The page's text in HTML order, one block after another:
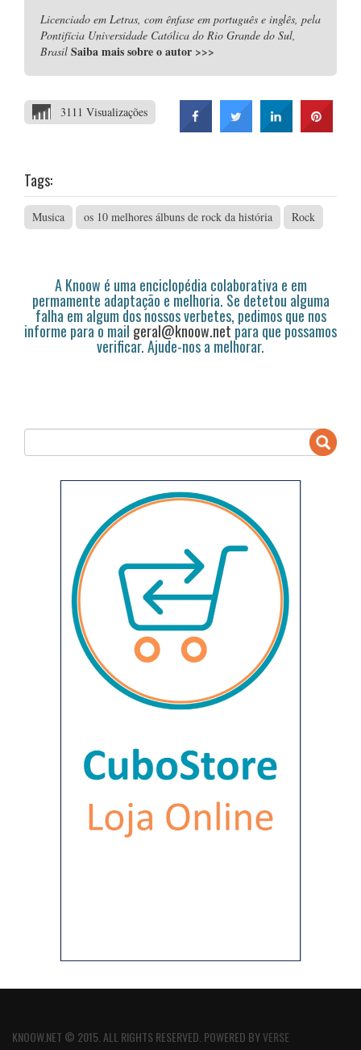
Licenciado em Letras, com ênfase em português e inglês, pela
Pontifícia Universidade Católica do Rio Grande do Sul,
Brasil Saiba mais sobre o autor >>>
3111 Visualizações
Tags:
Musica os 10 melhores álbuns de rock da história Rock
A Knoow é uma enciclopédia colaborativa e em
permamente adaptação e melhoria. Se detetou alguma
falha em algum dos nossos verbetes, pedimos que nos
informe para o mail geral@knoow.netpara que possamos
verificar. Ajude-nos a melhorar.
KNOOW.NET © 2015. ALL RIGHTS RESERVED. POWERED BYVERSE